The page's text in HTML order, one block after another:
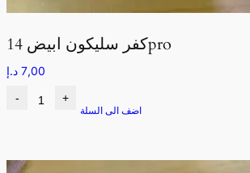
كفر سليكون ابيض 14pro
7,00 د.إ
- +
اضف الى السلة